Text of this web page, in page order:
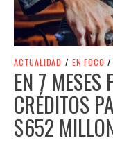
ACTUALIDAD / EN FOCO /
EN 7 MESES
CRÉDITOS
$652